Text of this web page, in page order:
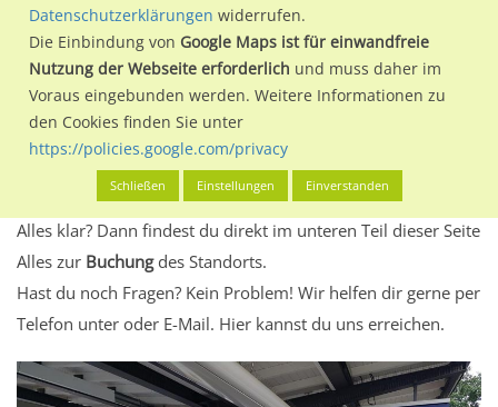
Freie und Hansestadt.
Wir erheben für jede unserer Werbeflächen individuelle und
aktuelleStandortinformationenund Leistungswerte. Damit
kannst du dich schon vor der Buchung im Detail über den
Standort, seine Reichweite und Werbewirkung sowie
eventuelle Beschränkungen in den zugelassenen
Werbeinhalten informieren.
Alles klar? Dann findest du direkt im unteren Teil dieser Seite
Alles zur Buchungdes Standorts.
Hast du noch Fragen? Kein Problem! Wir helfen dir gerne per
Telefon unter oder E-Mail. Hier kannst du uns erreichen.
Datenschutzerklärungen widerrufen.
Die Einbindung von Google Maps ist für einwandfreie
Nutzung der Webseite erforderlich und muss daher im
Voraus eingebunden werden. Weitere Informationen zu
den Cookies finden Sie unter
https://policies.google.com/privacy
Schließen Einstellungen Einverstanden